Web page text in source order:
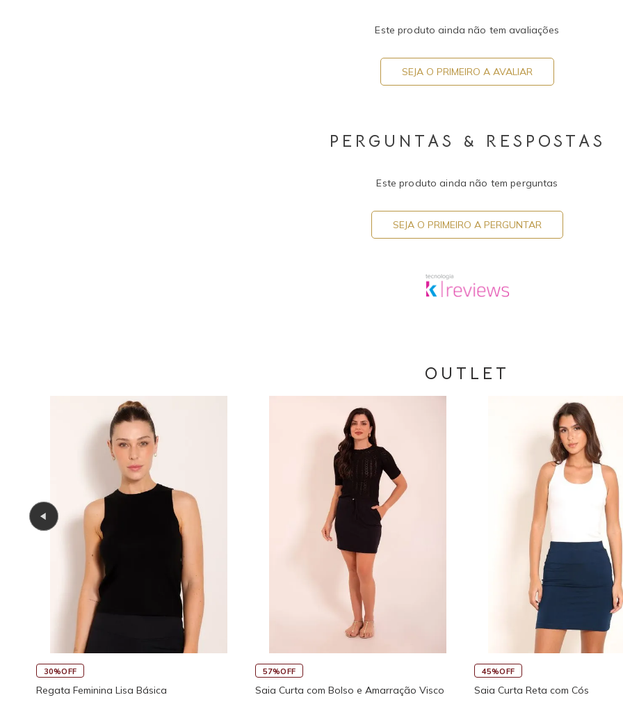
Este produto ainda não tem avaliações
SEJA O PRIMEIRO A AVALIAR
PERGUNTAS & RESPOSTAS
Este produto ainda não tem perguntas
SEJA O PRIMEIRO A PERGUNTAR
OUTLET
30%OFF
Regata Feminina Lisa Básica
57%OFF
Saia Curta com Bolso e Amarração Visco
45%OFF
Saia Curta Reta com Cós